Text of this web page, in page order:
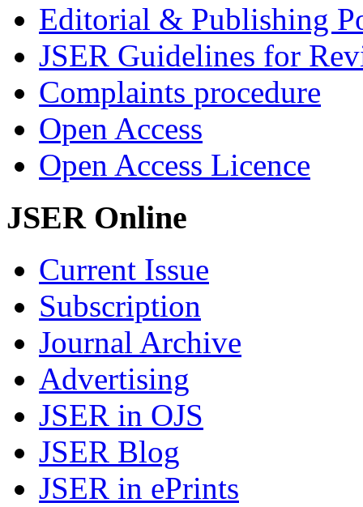
Editorial & Publishing
JSER Guidelines for
Complaints procedure
Open Access
Open Access Licence
JSER Online
Current Issue
Subscription
Journal Archive
Advertising
JSER in OJS
JSER Blog
JSER in ePrints